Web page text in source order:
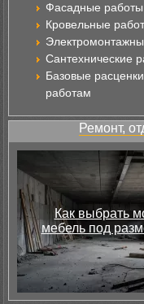
Фасадные работы
Кровельные
Сантехнические
Базовые
работам
Ремонт,
Как выбрать
мебель под